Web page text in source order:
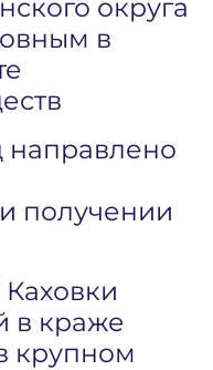
округа
в
направлено
получении
в краже
крупном